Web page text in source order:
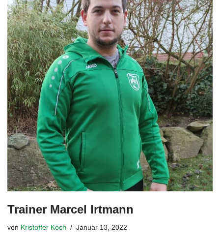
Trainer Marcel Irtmann
von Kristoffer Koch Januar 13, 2022